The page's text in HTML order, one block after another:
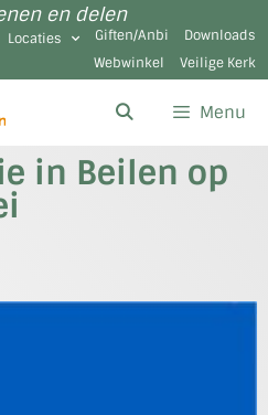
en delen
Locaties Giften/Anbi
Downloads
Webwinkel
Veilige Kerk
Menu
in Beilen op